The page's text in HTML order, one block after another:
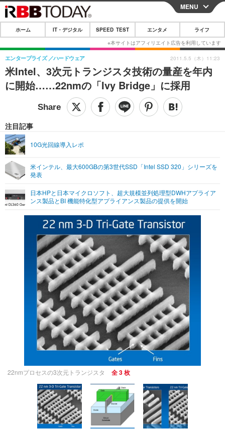
CLOSE
ホーム
IT・デジタル
IT・デジタルTOP スマートフォン
ガジェット・ツール
ショッピング その他
SPEED TEST
エンタメTOP 映画・ドラマ
ショッピング その他
ライフTOP
リリース一覧
プッシュ通知の停止方法
MENU
ホーム IT・デジタル SPEED TEST エンタメ ライフ
米Intel、3次元トランジスタ技術の量産を年内
に開始……22nmの「Ivy Bridge」に採用
エンタープライズ ハードウェア
注目記事
10G光回線導入レポ
米インテル、最大600GBの第3世代SSD「Intel SSD 320」シリーズを
発表
日本HPと日本マイクロソフト、超大規模並列処理型DWHアプライア
ンス製品とBI 機能特化型アプライアンス製品の提供を開始
2011.5.5（木）11:23
22nmプロセスの3次元トランジスタ 全 3 枚